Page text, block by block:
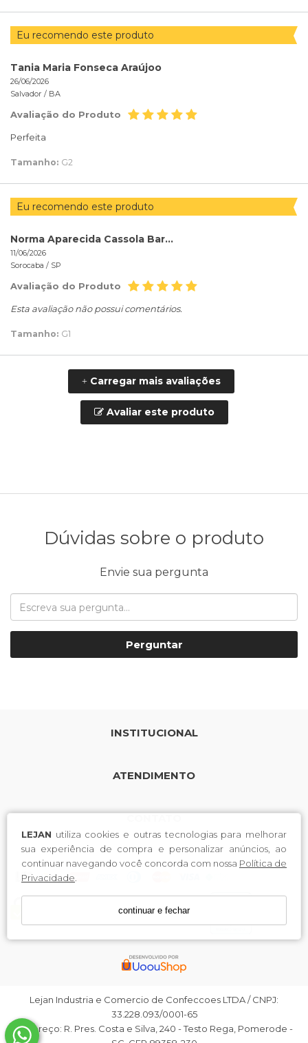
LEJAN utiliza cookies e outras tecnologias para melhorar
sua experiência de compra e personalizar anúncios, ao
continuar navegando você concorda com nossa Política de
Privacidade.
continuar e fechar
Eu recomendo este produto
Tania Maria Fonseca Araújoo
26/06/2026
Salvador / BA
Avaliação do Produto
Perfeita
Tamanho: G2
Eu recomendo este produto
Norma Aparecida Cassola Barba Barba
11/06/2026
Sorocaba / SP
Avaliação do Produto
Esta avaliação não possui comentários.
Tamanho: G1
+Carregar mais avaliações
Avaliar este produto
Dúvidas sobre o produto
Envie sua pergunta
Perguntar
INSTITUCIONAL
ATENDIMENTO
Lejan Industria e Comercio de Confeccoes LTDA / CNPJ:
33.228.093/0001-65
Endereço: R. Pres. Costa e Silva, 240 - Testo Rega, Pomerode -